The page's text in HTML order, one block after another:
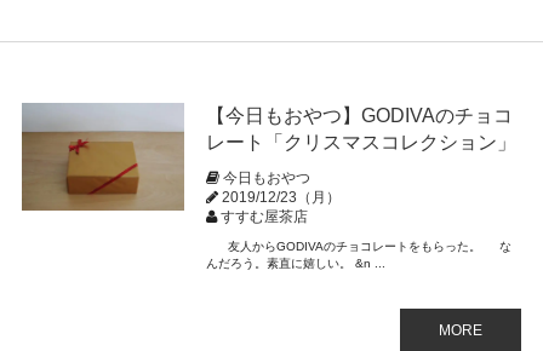
【今日もおやつ】GODIVAのチョコ
レート「クリスマスコレクション」
今日もおやつ
2019/12/23（月）
すすむ屋茶店
友人からGODIVAのチョコレートをもらった。 な
んだろう。素直に嬉しい。 &n ...
MORE